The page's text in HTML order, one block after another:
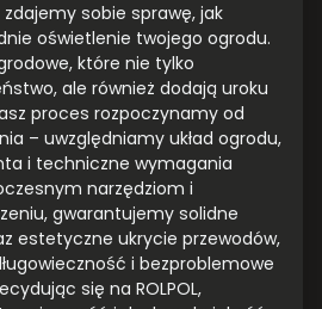
zdajemy sobie sprawę, jak
oświetlenie twojego ogrodu.
które nie tylko
ale również dodają uroku
proces rozpoczynamy od
– uwzględniamy układ ogrodu,
i techniczne wymagania
narzędziom i
gwarantujemy solidne
estetyczne ukrycie przewodów,
i bezproblemowe
się na ROLPOL,